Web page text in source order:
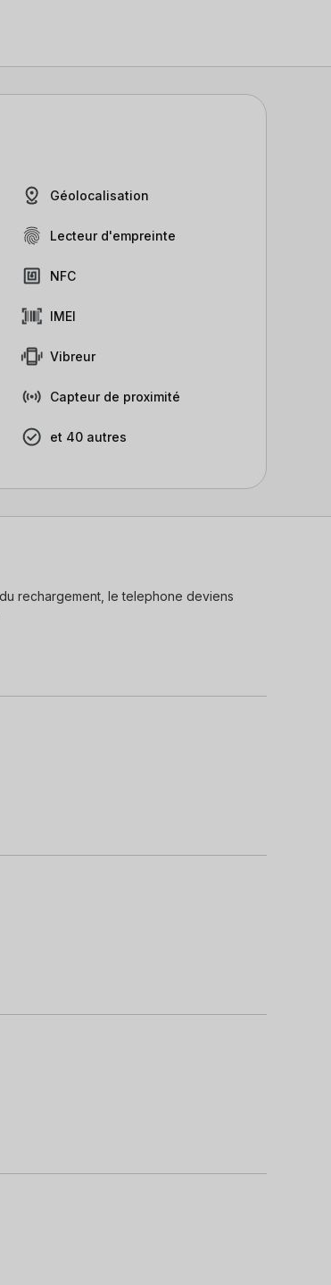
Géolocalisation
Lecteur d'empreinte
NFC
IMEI
Vibreur
Capteur de proximité
et 40 autres
rechargement, le telephone deviens